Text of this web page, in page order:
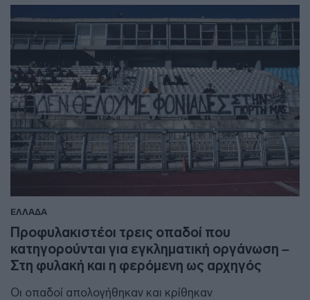
ΕΛΛΑΔΑ
Προφυλακιστέοι τρεις οπαδοί που
κατηγορούνται για εγκληματική οργάνωση –
Στη φυλακή και η φερόμενη ως αρχηγός
Οι οπαδοί απολογήθηκαν και κρίθηκαν